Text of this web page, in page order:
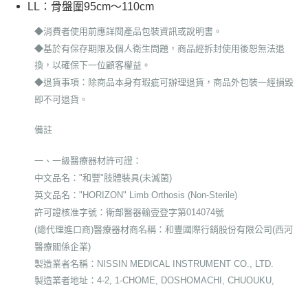
LL：骨盤圍95cm～110cm
◆消費者使用前應詳閱產品包裝資訊或說明書。
◆基於有保存期限及個人衛生問題，商品經拆封使用後恕無法退
換，以確保下一位顧客權益。
◆退貨事項：除商品本身有瑕疵可辦理退貨，商品外包裝一經損毀
即不可退貨。
備註
一、一級醫療器材許可證：
中文品名："和豐"肢體裝具(未滅菌)
英文品名："HORIZON" Limb Orthosis (Non-Sterile)
許可證核准字號：衛部醫器輸壹登字第014074號
(總代理進口商)醫療器材商名稱：和豐國際行銷股份有限公司(西河
醫療關係企業)
製造業者名稱：NISSIN MEDICAL INSTRUMENT CO., LTD.
製造業者地址：4-2, 1-CHOME, DOSHOMACHI, CHUOUKU,